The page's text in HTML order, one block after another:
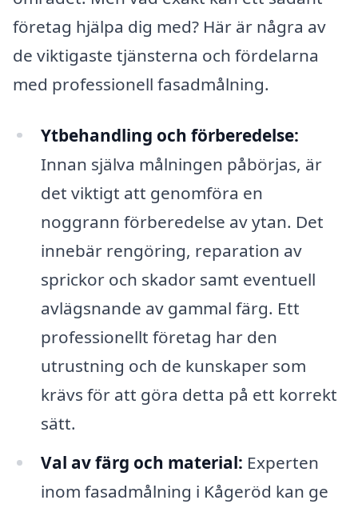
företag hjälpa dig med? Här är några av
de viktigaste tjänsterna och fördelarna
med professionell fasadmålning.
Ytbehandling och förberedelse:
Innan själva målningen påbörjas, är
det viktigt att genomföra en
noggrann förberedelse av ytan. Det
innebär rengöring, reparation av
sprickor och skador samt eventuell
avlägsnande av gammal färg. Ett
professionellt företag har den
utrustning och de kunskaper som
krävs för att göra detta på ett korrekt
sätt.
Val av färg och material: Experten
inom fasadmålning i Kågeröd kan ge